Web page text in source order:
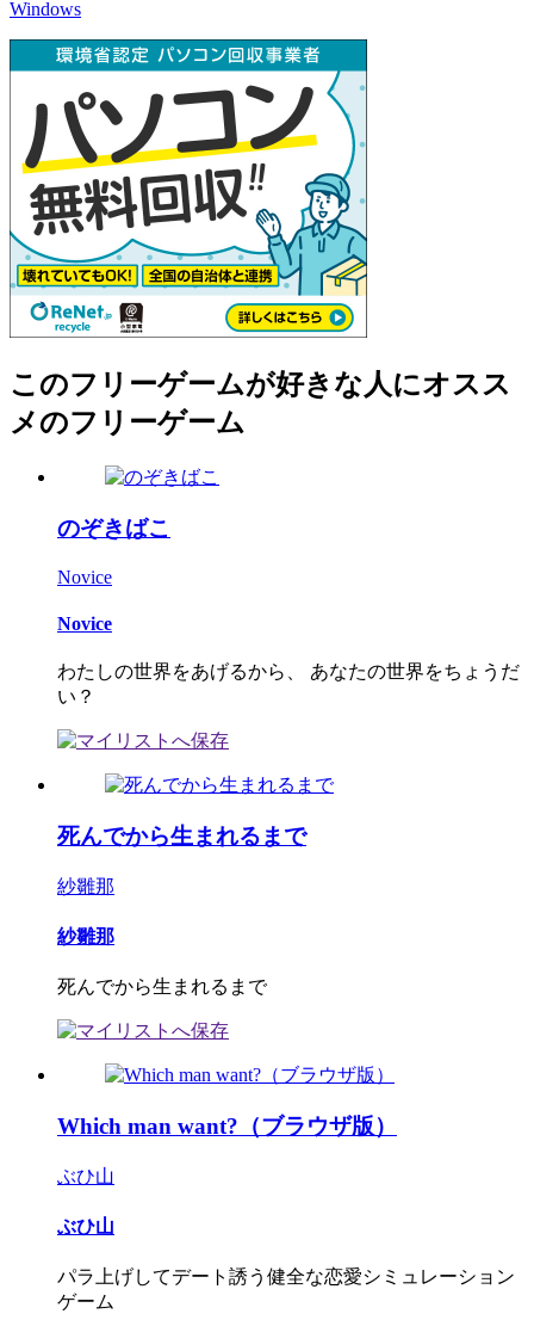
Windows
このフリーゲームが好きな人にオスス
メのフリーゲーム
のぞきばこ
Novice
Novice
わたしの世界をあげるから、 あなたの世界をちょうだ
い？
死んでから生まれるまで
紗雛那
紗雛那
死んでから生まれるまで
Which man want?（ブラウザ版）
ぶひ山
ぶひ山
パラ上げしてデート誘う健全な恋愛シミュレーション
ゲーム